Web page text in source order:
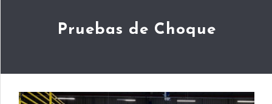
Pruebas de Choque